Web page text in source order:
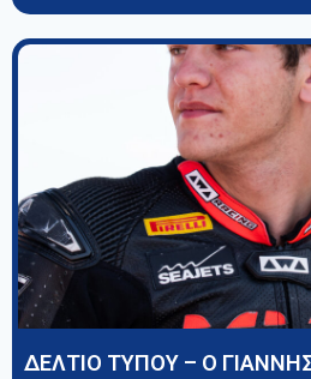
ΔΕΛΤΙΟ ΤΥΠΟΥ – Ο